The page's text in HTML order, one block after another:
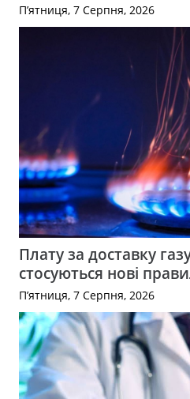
П’ятниця, 7 Серпня, 2026
Плату за доставку
стосуються нові
П’ятниця, 7 Серпня, 2026